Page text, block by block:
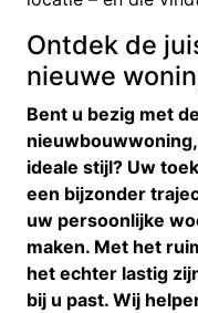
Ontdek de
nieuwe
Bent u bezig met
ideale stijl? Uw
een bijzonder
uw persoonlijke
maken. Met het
het echter lastig
bij u past. Wij